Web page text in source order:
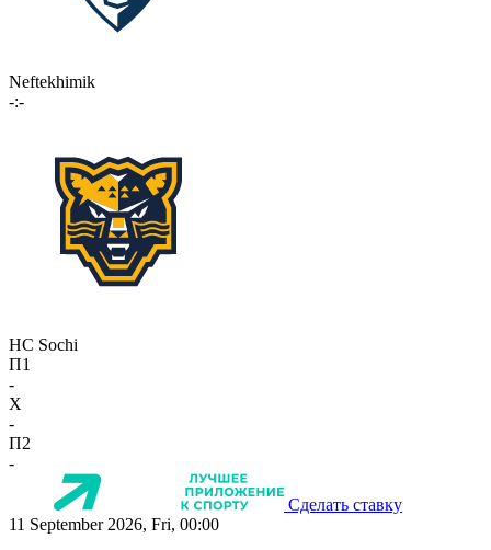
Neftekhimik
-:-
HC Sochi
П1
-
X
-
П2
-
Сделать ставку
11 September 2026, Fri, 00:00